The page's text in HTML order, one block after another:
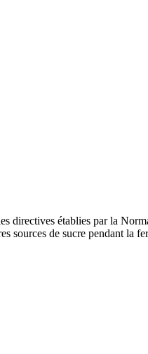
directives établies par la
sources de sucre pendant la